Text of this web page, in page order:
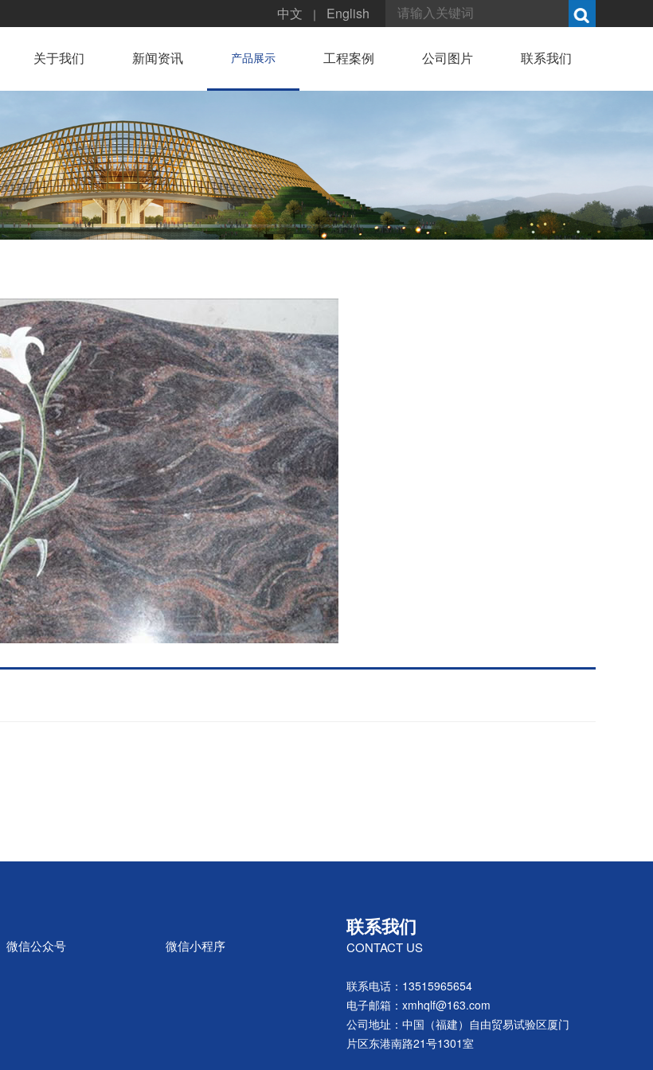
中文 ｜ English
关于我们 新闻资讯 产品展示 工程案例 公司图片 联系我们
微信公众号 微信小程序
联系我们
CONTACT US
联系电话：13515965654
电子邮箱：xmhqlf@163.com
公司地址：中国（福建）自由贸易试验区厦门
片区东港南路21号1301室